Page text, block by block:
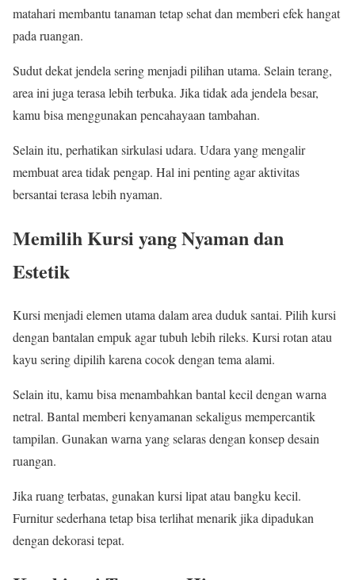
matahari membantu tanaman tetap sehat dan memberi efek hangat
pada ruangan.
Sudut dekat jendela sering menjadi pilihan utama. Selain terang,
area ini juga terasa lebih terbuka. Jika tidak ada jendela besar,
kamu bisa menggunakan pencahayaan tambahan.
Selain itu, perhatikan sirkulasi udara. Udara yang mengalir
membuat area tidak pengap. Hal ini penting agar aktivitas
bersantai terasa lebih nyaman.
Memilih Kursi yang Nyaman dan
Estetik
Kursi menjadi elemen utama dalam area duduk santai. Pilih kursi
dengan bantalan empuk agar tubuh lebih rileks. Kursi rotan atau
kayu sering dipilih karena cocok dengan tema alami.
Selain itu, kamu bisa menambahkan bantal kecil dengan warna
netral. Bantal memberi kenyamanan sekaligus mempercantik
tampilan. Gunakan warna yang selaras dengan konsep desain
ruangan.
Jika ruang terbatas, gunakan kursi lipat atau bangku kecil.
Furnitur sederhana tetap bisa terlihat menarik jika dipadukan
dengan dekorasi tepat.